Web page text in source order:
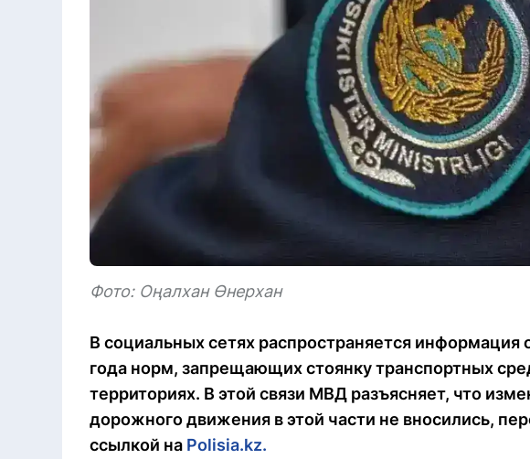
Фото: Оңалхан Өнерхан
В социальных сетях распространяется информация
года норм, запрещающих стоянку транспортных
территориях. В этой связи МВД разъясняет, что
дорожного движения в этой части не вносились,
ссылкой на Polisia.kz.